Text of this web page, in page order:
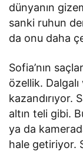
dünyanın
sanki ruhun
da onu daha
Sofia’nın
özellik.
kazandırıyor.
altın teli gibi.
ya da
hale getiriyor.